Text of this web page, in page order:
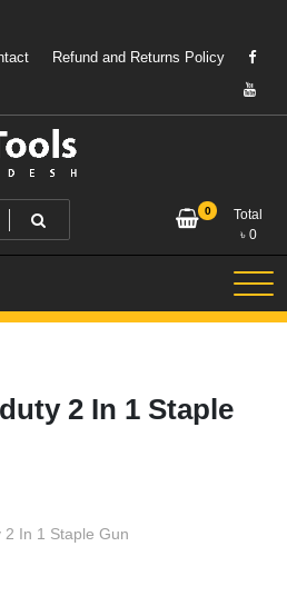
Refund and Returns Policy
Bangladesh.
0
Total
৳ 0
2 In 1 Staple
2 In 1 Staple Gun